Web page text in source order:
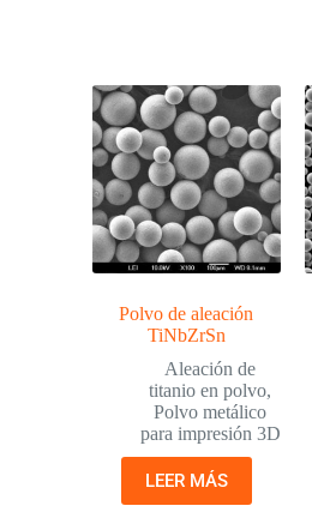
Polvo de aleación
TiNbZrSn
Aleación de
titanio en polvo,
Polvo metálico
para impresión 3D
LEER MÁS